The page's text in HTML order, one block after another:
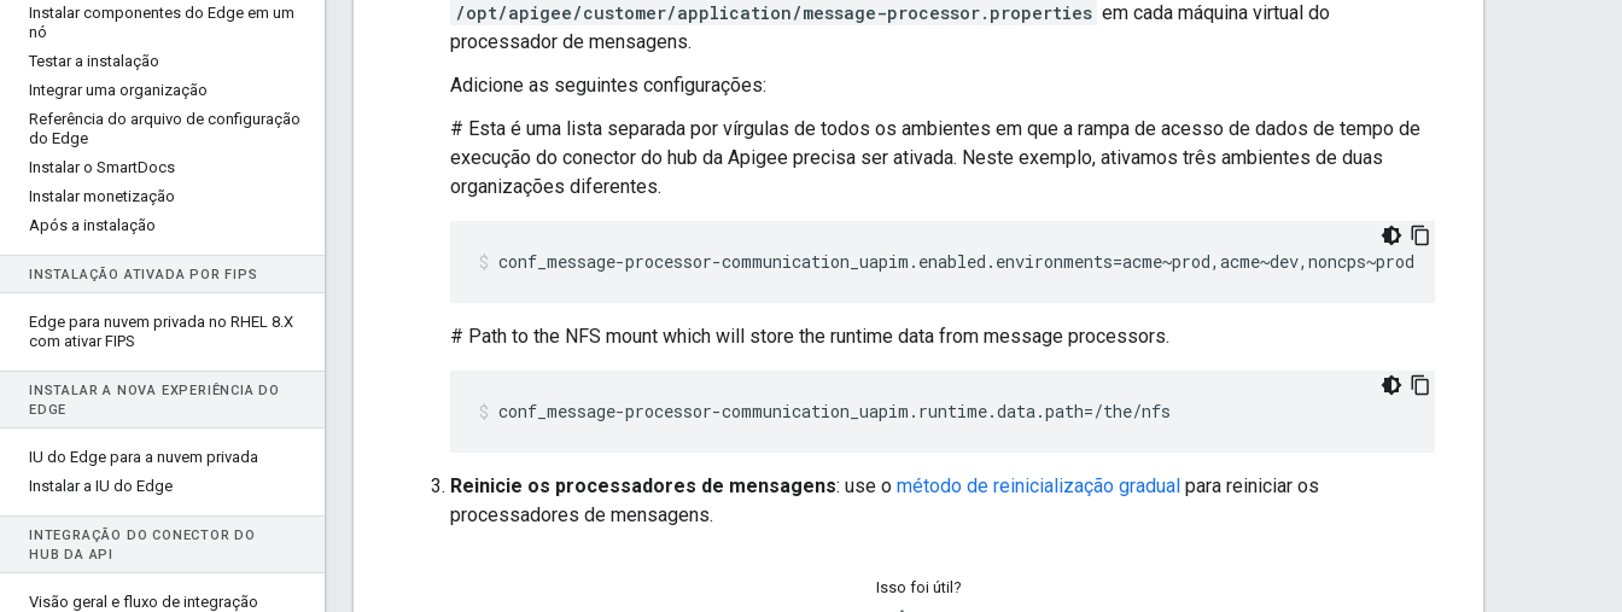
Instalar componentes do Edge em um
nó
Testar a instalação
Integrar uma organização
Referência do arquivo de configuração
do Edge
Instalar o SmartDocs
Instalar monetização
Após a instalação
INSTALAÇÃO ATIVADA POR FIPS
Edge para nuvem privada no RHEL 8.X
com ativar FIPS
INSTALAR A NOVA EXPERIÊNCIA DO
EDGE
IU do Edge para a nuvem privada
Instalar a IU do Edge
INTEGRAÇÃO DO CONECTOR DO
HUB DA API
Visão geral e fluxo de integração
/opt/apigee/customer/application/message-processor.properties em cada máquina virtual do
processador de mensagens.
Adicione as seguintes configurações:
# Esta é uma lista separada por vírgulas de todos os ambientes em que a rampa de acesso de dados de tempo de
execução do conector do hub da Apigee precisa ser ativada. Neste exemplo, ativamos três ambientes de duas
organizações diferentes.
conf_message-processor-communication_uapim.enabled.environments=acme~prod,acme~dev,noncps~prod
# Path to the NFS mount which will store the runtime data from message processors.
conf_message-processor-communication_uapim.runtime.data.path=/the/nfs
Reinicie os processadores de mensagens: use o método de reinicialização gradual para reiniciar os
processadores de mensagens.
Isso foi útil?